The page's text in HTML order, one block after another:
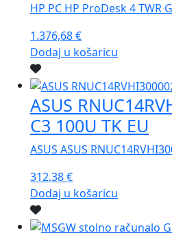
HP PC HP ProDesk 4 TWR
1.376,68€
Dodaj u košaricu
ASUS
C3 100U TK EU
ASUS ASUS
312,38€
Dodaj u košaricu